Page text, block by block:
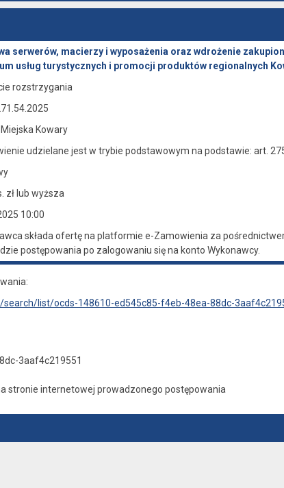
serwerów, macierzy i wyposażenia oraz wdrożenie
usług turystycznych i promocji produktów regionalnych
rozstrzygania
Kowary
udzielane jest w trybie podstawowym na podstawie: art.
zł lub wyższa
10:00
składa ofertę na platformie e-Zamowienia za
postępowania po zalogowaniu się na konto Wykonawcy.
list/ocds-148610-ed545c85-f4eb-48ea-88dc-
3aaf4c219551
stronie internetowej prowadzonego postępowania